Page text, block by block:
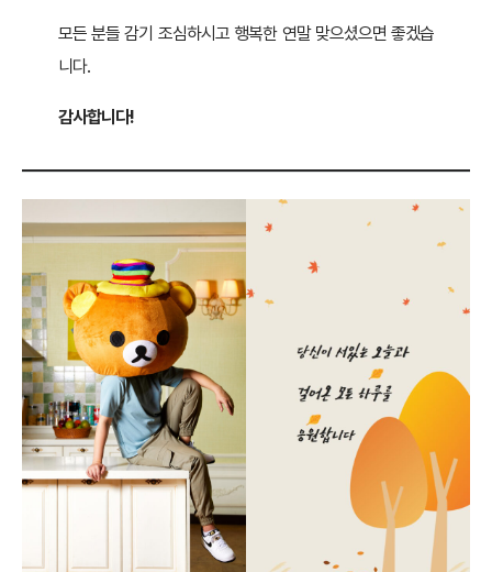
모든 분들 감기 조심하시고 행복한 연말 맞으셨으면 좋겠습
니다.
감사합니다!